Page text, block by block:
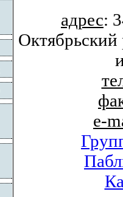
адрес:
e-